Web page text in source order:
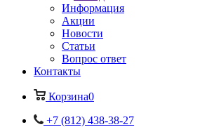
Информация
Акции
Новости
Статьи
Вопрос ответ
Контакты
Корзина0
+7 (812) 438-38-27